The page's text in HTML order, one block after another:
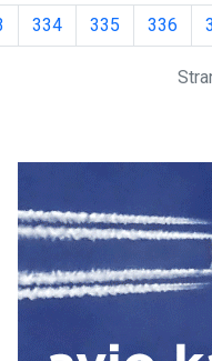
334 335 336